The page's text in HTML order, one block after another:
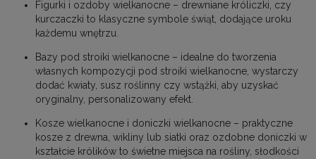
Figurki i ozdoby wielkanocne – drewniane króliczki, czy
kurczaczki to klasyczne symbole świąt, dodające uroku
każdemu wnętrzu.
Bazy pod stroiki wielkanocne – idealne do tworzenia
własnych kompozycji pod stroiki wielkanocne, wystarczy
dodać kwiaty, susz roślinny czy wstążki, aby uzyskać
oryginalny, personalizowany efekt.
Kosze wielkanocne i doniczki wielkanocne – praktyczne
kosze z drewna, wikliny lub siatki oraz ozdobne doniczki w
kształcie królików to świetne miejsca na rośliny, słodkości